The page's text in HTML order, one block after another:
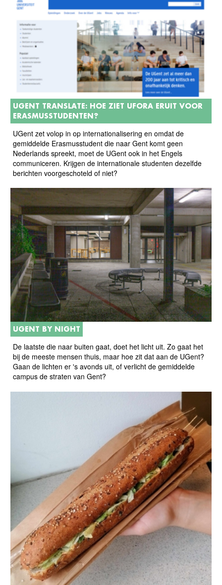
UGENT TRANSLATE: HOE ZIET UFORA ERUIT VOOR
ERASMUSSTUDENTEN?
UGent zet volop in op internationalisering en omdat de
gemiddelde Erasmusstudent die naar Gent komt geen
Nederlands spreekt, moet de UGent ook in het Engels
communiceren. Krijgen de internationale studenten dezelfde
berichten voorgeschoteld of niet?
UGENT BY NIGHT
De laatste die naar buiten gaat, doet het licht uit. Zo gaat het
bij de meeste mensen thuis, maar hoe zit dat aan de UGent?
Gaan de lichten er 's avonds uit, of verlicht de gemiddelde
campus de straten van Gent?